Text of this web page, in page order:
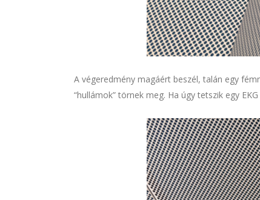
A végeredmény magáért beszél, talán egy
“hullámok” törnek meg. Ha úgy tetszik egy